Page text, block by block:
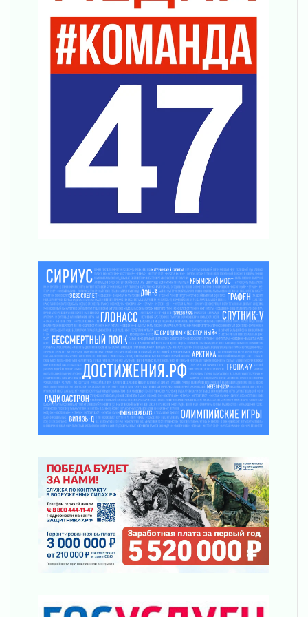
Награды нашли строителей
03 августа 2026
Ленобласть повышает производительность
труда в ЖКХ
03 августа 2026
Поддержка волонтерских объединений
Ладожский мост полностью закроют на два
03 августа 2026
Музеи Ленобласти обновляют пространства
03 августа 2026
За сутки в Ленинградской области
ликвидировали 10 пожаров
03 августа 2026
Клюква наливается, но в корзинку пока не
просится
03 августа 2026
Строительные компании Ленобласти
подняли зарплаты почти на 40% за год
03 августа 2026
Шесть новых жизней в честь дня рождения
Ленинградской области
Уроки безопасности для детей и взрослых
03 августа 2026
Ленобласть отмечает День Воздушно-
десантных войск
02 августа 2026
«Активное лето»
02 августа 2026
02 августа 2026